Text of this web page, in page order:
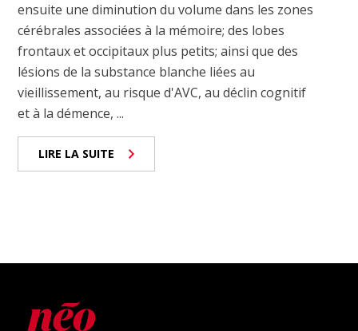
ensuite une diminution du volume dans les zones
cérébrales associées à la mémoire; des lobes
frontaux et occipitaux plus petits; ainsi que des
lésions de la substance blanche liées au
vieillissement, au risque d'AVC, au déclin cognitif
et à la démence, ...
LIRE LA SUITE